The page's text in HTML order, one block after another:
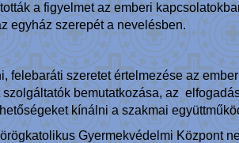
a figyelmet az emberi
egyház szerepét a nevelésben.
felebaráti szeretet értelmezése az
bemutatkozása, az
kínálni a szakmai
Gyermekvédelmi Központ